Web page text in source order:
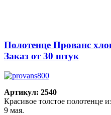
Полотенце Прованс
Заказ от 30 штук
Артикул: 2540
Красивое толстое полотенце
9 мая.